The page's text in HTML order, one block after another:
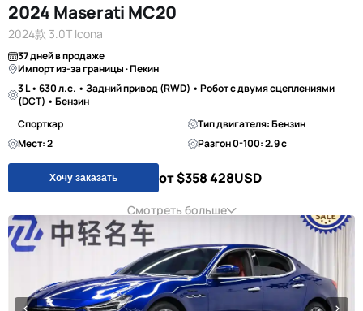
2024 Maserati MC20
2024款 3.0T Icona
37 дней в продаже
Импорт из-за границы · Пекин
3 L • 630 л.с. • Задний привод (RWD) • Робот с двумя сцеплениями
(DCT) • Бензин
Спорткар
Тип двигателя: Бензин
Мест: 2
Разгон 0-100: 2.9 с
Хочу заказать от $358 428USD
Смотреть больше